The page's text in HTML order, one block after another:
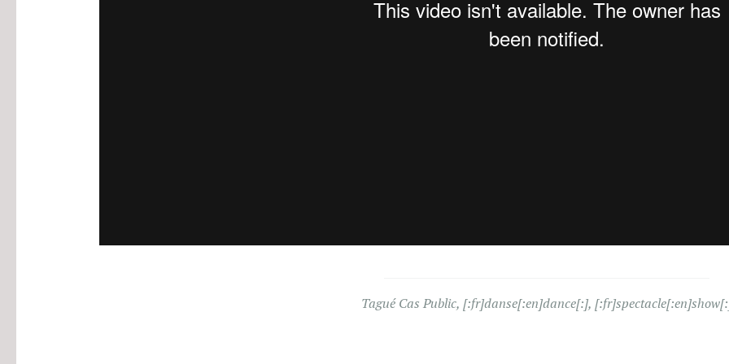
TaguéCas Public, [:fr]danse[:en]dance[:],